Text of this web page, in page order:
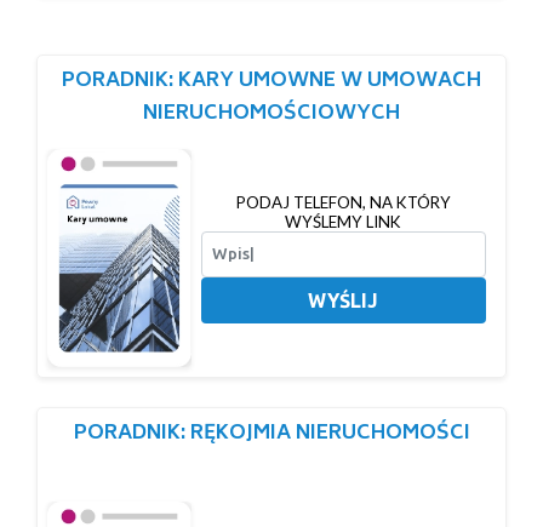
PORADNIK: KARY UMOWNE W UMOWACH
NIERUCHOMOŚCIOWYCH
PODAJ TELEFON, NA KTÓRY
WYŚLEMY LINK
WYŚLIJ
PORADNIK: RĘKOJMIA NIERUCHOMOŚCI